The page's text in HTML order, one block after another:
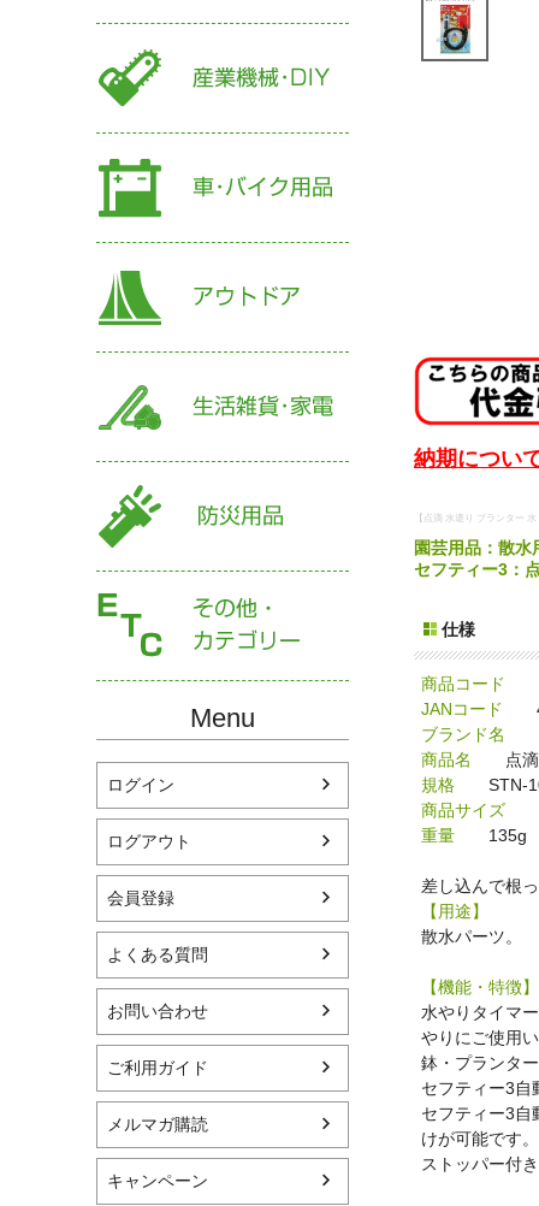
Menu
ログイン
ログアウト
会員登録
よくある質問
お問い合わせ
ご利用ガイド
メルマガ購読
キャンペーン
納期につい
【点滴 水遣り プランター
園芸用品：散水
セフティー3：
仕様
商品コード
JANコード
ブランド名
商品名
点滴
規格 STN-
商品サイズ
重量 135g
差し込んで根
【用途】
散水パーツ。
【機能・特徴】
水やりタイマ
やりにご使用
鉢・プランタ
セフティー3自
セフティー3自
けが可能です。
ストッパー付